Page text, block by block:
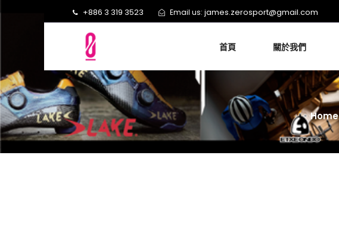
+886 3 319 3523 Email us: james.zerosport@gmail.com
首頁 關於我們
Home